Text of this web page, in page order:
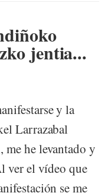
jentia...
y la
Larrazabal
he levantado y
ver el vídeo que
se me